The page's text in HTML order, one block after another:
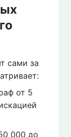
сами за
от 5
000 до